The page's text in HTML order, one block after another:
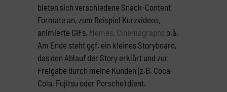
bieten sich verschiedene Snack-Content
Formate an, zum Beispiel Kurzvideos,
animierte GIFs, Memes, Cinemagraphs o.ä.
Am Ende steht ggf. ein kleines Storyboard,
das den Ablauf der Story erklärt und zur
Freigabe durch meine Kunden (z.B. Coca-
Cola, Fujitsu oder Porsche) dient.